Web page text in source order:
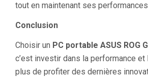
tout en maintenant ses
Conclusion
Choisir un PC portable ASUS ROG
c’est investir dans la performance et
plus de profiter des dernières